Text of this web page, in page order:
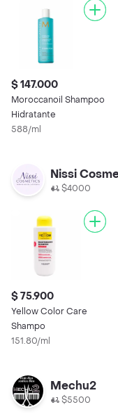
$ 147.000
Moroccanoil Shampoo
Hidratante
588/ml
Nissi
$4000
$ 75.900
Yellow Color Care
Shampo
151.80/ml
Mechu2
$5500